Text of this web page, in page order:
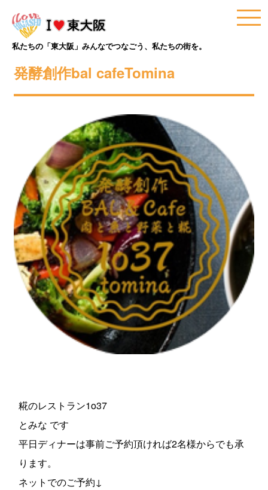
私たちの「東大阪」みんなでつなごう、私たちの街を。
発酵創作bal cafeTomina
糀のレストラン1o37
とみな です
平日ディナーは事前ご予約頂ければ2名様からでも承
ります。
ネットでのご予約↓